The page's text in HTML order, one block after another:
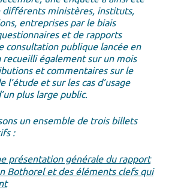
différents ministères, instituts,
entreprises par le biais
et de rapports
consultation publique lancée en
recueilli également sur un mois
et commentaires sur le
l’étude et sur les cas d’usage
plus large public.
un ensemble de trois billets
:
présentation générale du rapport
Bothorel et des éléments clefs qui